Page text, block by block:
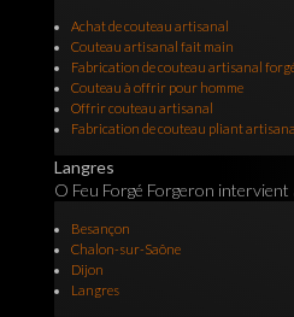
Achat de couteau artisanal
Couteau artisanal fait main
Fabrication de couteau artisanal
Couteau à offrir pour homme
Offrir couteau artisanal
Fabrication de couteau pliant artisanal
Langres
O Feu Forgé Forgeron intervient
Besançon
Chalon-sur-Saône
Dijon
Langres